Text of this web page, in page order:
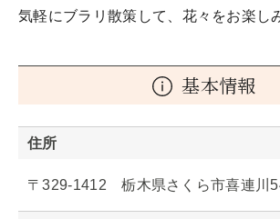
気軽にブラリ散策して、花々をお楽し
基本情報
住所
〒329-1412 栃木県さくら市喜連川